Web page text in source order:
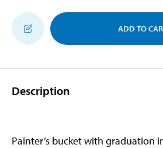
ADD TO
Description
Painter’s bucket with graduation